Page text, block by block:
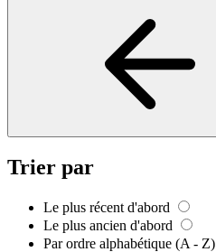
Trier par
Le plus récent d'abord
Le plus ancien d'abord
Par ordre alphabétique (A - Z)